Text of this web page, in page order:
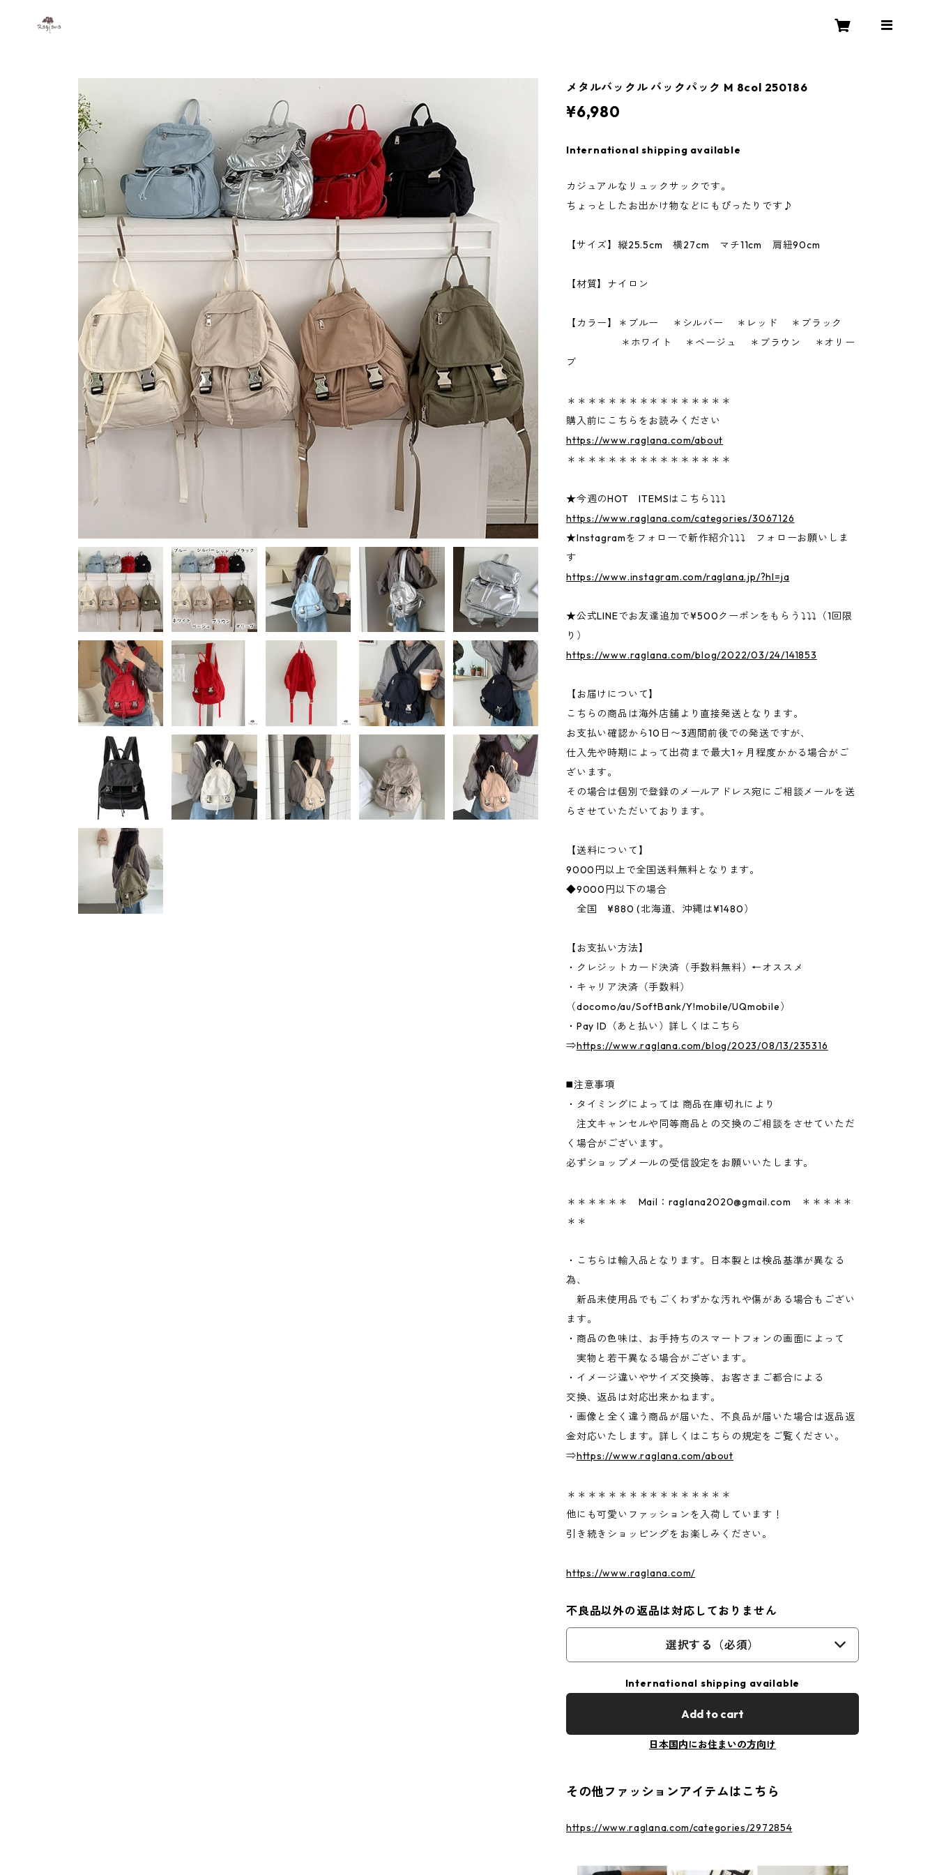
メタルバックル バックパック M 8col 250186
¥6,980
International shipping available
カジュアルなリュックサックです。
ちょっとしたお出かけ物などにもぴったりです♪
【サイズ】縦25.5cm 横27cm マチ11cm 肩紐90cm
【材質】ナイロン
【カラー】＊ブルー ＊シルバー ＊レッド ＊ブラック
＊ホワイト ＊ベージュ ＊ブラウン ＊オリー
ブ
＊＊＊＊＊＊＊＊＊＊＊＊＊＊＊＊
購入前にこちらをお読みください
https://www.raglana.com/about
＊＊＊＊＊＊＊＊＊＊＊＊＊＊＊＊
★今週のHOT ITEMSはこちら⤵⤵⤵
https://www.raglana.com/categories/3067126
★Instagramをフォローで新作紹介⤵⤵⤵ フォローお願いしま
す
https://www.instagram.com/raglana.jp/?hl=ja
★公式LINEでお友達追加で¥500クーポンをもらう⤵⤵⤵（1回限
り）
https://www.raglana.com/blog/2022/03/24/141853
【お届けについて】
こちらの商品は海外店舗より直接発送となります。
お支払い確認から10日〜3週間前後での発送ですが、
仕入先や時期によって出荷まで最大1ヶ月程度かかる場合がご
ざいます。
その場合は個別で登録のメールアドレス宛にご相談メールを送
らさせていただいております。
【送料について】
9000円以上で全国送料無料となります。
◆9000円以下の場合
全国 ¥880 (北海道、沖縄は¥1480）
【お支払い方法】
・クレジットカード決済（手数料無料）←オススメ
・キャリア決済（手数料）
（docomo/au/SoftBank/Y!mobile/UQmobile）
・Pay ID（あと払い）詳しくはこちら
⇒https://www.raglana.com/blog/2023/08/13/235316
◼️注意事項
・タイミングによっては 商品在庫切れにより
注文キャンセルや同等商品との交換のご相談をさせていただ
く場合がございます。
必ずショップメールの受信設定をお願いいたします。
＊＊＊＊＊＊ Mail： raglana2020@gmail.com ＊＊＊＊＊
＊＊
・こちらは輸入品となります。日本製とは検品基準が異なる
為、
新品未使用品でもごくわずかな汚れや傷がある場合もござい
ます。
・商品の色味は、お手持ちのスマートフォンの画面によって
実物と若干異なる場合がございます。
・イメージ違いやサイズ交換等、お客さまご都合による
交換、返品は対応出来かねます。
・画像と全く違う商品が届いた、不良品が届いた場合は返品返
金対応いたします。詳しくはこちらの規定をご覧ください。
⇒https://www.raglana.com/about
＊＊＊＊＊＊＊＊＊＊＊＊＊＊＊＊
他にも可愛いファッションを入荷しています！
引き続きショッピングをお楽しみください。
https://www.raglana.com/
不良品以外の返品は対応しておりません
選択する（必須）
International shipping available
Add to cart
日本国内にお住まいの方向け
その他ファッションアイテムはこちら
https://www.raglana.com/categories/2972854